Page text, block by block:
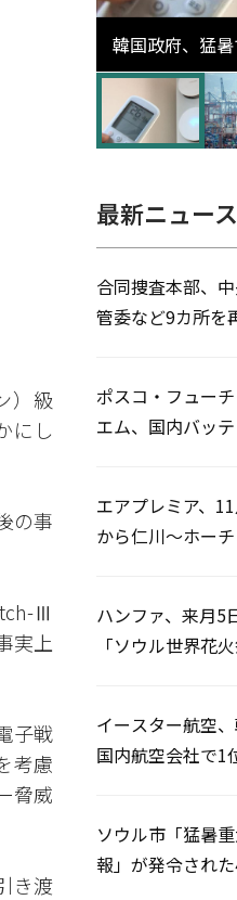
）級
にし
の事
Ⅲ
実上
子戦
考慮
脅威
き渡
韓国政府、猛
高更新の可能
検
最新ニュース
合同捜査本部、
管委など9カ所を
ポスコ・フュー
エム、国内バッ
エアプレミア、
から仁川〜ホー
ハンファ、来月5
「ソウル世界花
イースター航空
国内航空会社で1
ソウル市「猛暑
報」が発令され